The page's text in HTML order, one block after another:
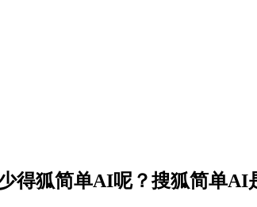
得狐简单AI呢？搜狐简单AI